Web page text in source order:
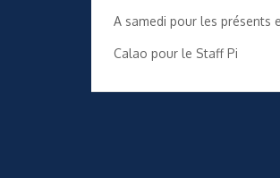
A samedi pour les présents
Calao pour le Staff Pi